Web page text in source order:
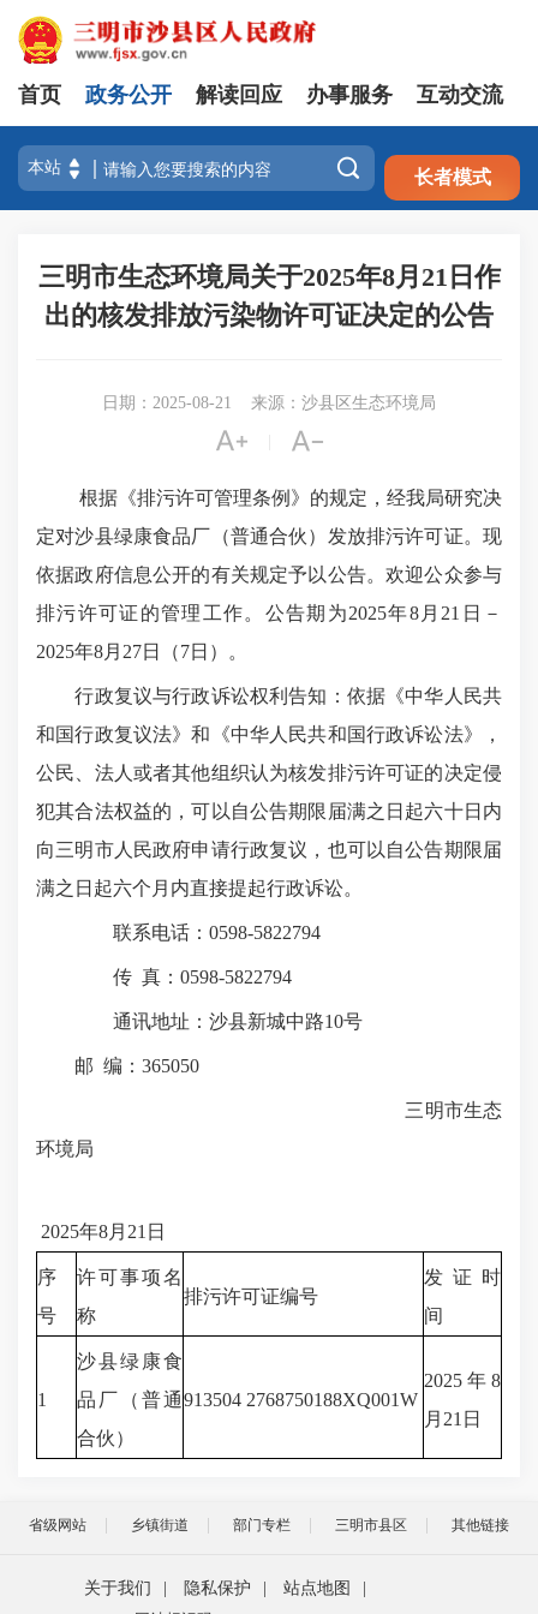
注册 登录
首页 政务公开 解读回应 办事服务 互动交流
 长者模式
三明市生态环境局关于2025年8月21日作
出的核发排放污染物许可证决定的公告
日期：2025-08-21 来源：沙县区生态环境局
 
根据《排污许可管理条例》的规定，经我局研究决
定对沙县绿康食品厂（普通合伙）发放排污许可证。现
依据政府信息公开的有关规定予以公告。欢迎公众参与
排污许可证的管理工作。公告期为2025年8月21日－
2025年8月27日（7日）。
行政复议与行政诉讼权利告知：依据《中华人民共
和国行政复议法》和《中华人民共和国行政诉讼法》，
公民、法人或者其他组织认为核发排污许可证的决定侵
犯其合法权益的，可以自公告期限届满之日起六十日内
向三明市人民政府申请行政复议，也可以自公告期限届
满之日起六个月内直接提起行政诉讼。
联系电话：0598-5822794
传 真：0598-5822794
通讯地址：沙县新城中路10号
邮 编：365050
三明市生态
环境局
2025年8月21日
序
号
许可事项名
称
排污许可证编号
发证时
间
1
沙县绿康食
品厂（普通
合伙）
913504 2768750188XQ001W
2025年8
月21日
省级网站 乡镇街道 部门专栏 三明市县区 其他链接
关于我们 隐私保护 站点地图